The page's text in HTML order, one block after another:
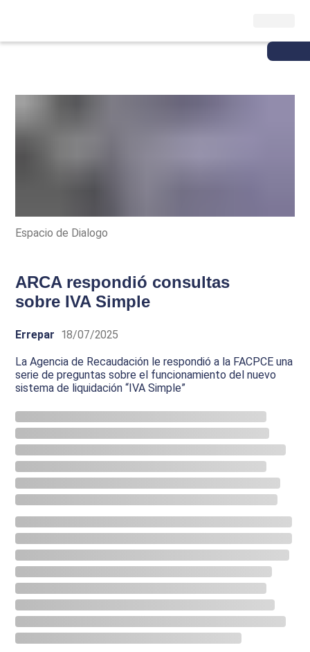
Espacio de Dialogo
ARCA respondió consultas
sobre IVA Simple
Errepar 18/07/2025
La Agencia de Recaudación le respondió a la FACPCE una
serie de preguntas sobre el funcionamiento del nuevo
sistema de liquidación “IVA Simple”